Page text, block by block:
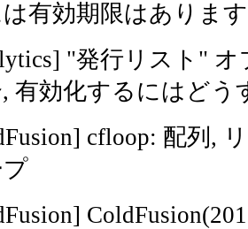
有効期限はありま
"発行リスト" オ
有効化するにはどう
cfloop: 配列,